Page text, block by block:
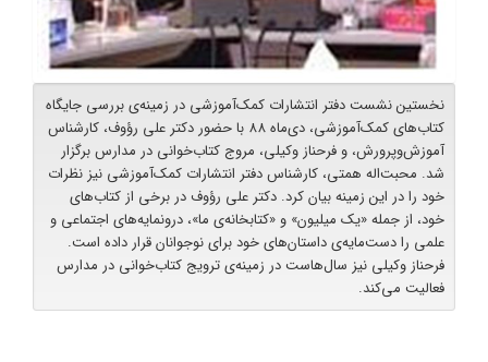
نخستین نشست دفتر انتشارات کمک‌آموزشی در زمینه‌ی بررسی جایگاه
کتاب‌های کمک‌آموزشی، دی‌ماه 88 با حضور دکتر علی رؤوف، کارشناس
آموزش‌وپرورش، و فرحناز وکیلی، مروج کتاب‌خوانی در مدارس برگزار
شد. محبت‌اله همتی، کارشناس دفتر انتشارات کمک‌آموزشی نیز نظرات
خود را در این زمینه بیان کرد. دکتر علی رؤوف در برخی از کتاب‌های
خود، از جمله «یک میلیون» و «کتابخانه‌ی ما»، درونمایه‌های اجتماعی و
علمی را دست‌مایه‌ی داستان‌های خود برای نوجوانان قرار داده است.
فرحناز وکیلی نیز سال‌هاست در زمینه‌ی ترویج کتاب‌خوانی در مدارس
فعالیت می‌کند.